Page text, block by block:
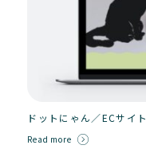
ドットにゃん／ECサイト
Read more